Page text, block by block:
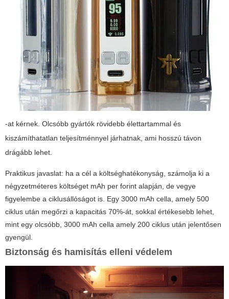
-at kérnek. Olcsóbb gyártók rövidebb élettartammal és
kiszámíthatatlan teljesítménnyel járhatnak, ami hosszú távon
drágább lehet.
Praktikus javaslat: ha a cél a költséghatékonyság, számolja ki a
négyzetméteres költséget mAh per forint alapján, de vegye
figyelembe a ciklusállóságot is. Egy 3000 mAh cella, amely 500
ciklus után megőrzi a kapacitás 70%-át, sokkal értékesebb lehet,
mint egy olcsóbb, 3000 mAh cella amely 200 ciklus után jelentősen
gyengül.
Biztonság és hamisítás elleni védelem